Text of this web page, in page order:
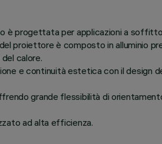
progettata per applicazioni a
è composto in alluminio
calore.
e continuità estetica con il
grande flessibilità di
ad alta efficienza.